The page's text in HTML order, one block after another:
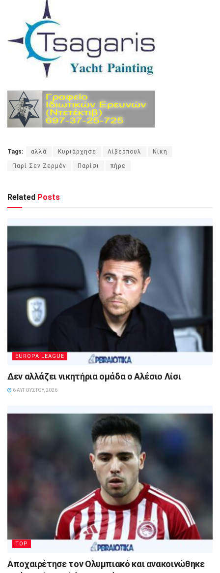
Tags: αλλά Κυριάρχησε Λίβερπουλ Νίκη
Παρί Σεν Ζερμέν Παρίσι πήρε
Related Posts
EUROPA LEAGUE
Δεν αλλάζει νικητήρια ομάδα ο Αλέσιο Λίσι
6 ΑΥΓΟΎΣΤΟΥ, 2026
TOP
Αποχαιρέτησε τον Ολυμπιακό και ανακοινώθηκε